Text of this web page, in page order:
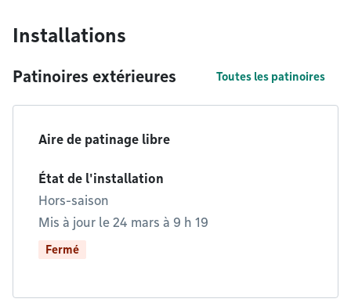
Installations
Patinoires extérieures Toutes les patinoires
Aire de patinage libre
État de l'installation
Hors-saison
Mis à jour le 24 mars à 9 h 19
Fermé